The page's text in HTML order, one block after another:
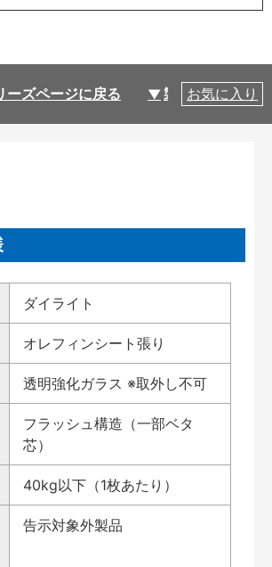
ーズページに戻る 製品仕様
お気に入り
ダイライト
オレフィンシート張り
透明強化ガラス ※取外し不可
フラッシュ構造（一部ベタ
芯）
40kg以下（1枚あたり）
告示対象外製品